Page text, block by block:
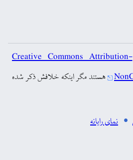
Creative Commons Attribution-
هستند مگر اینکه خلافش ذکر شده
نمای رایانه